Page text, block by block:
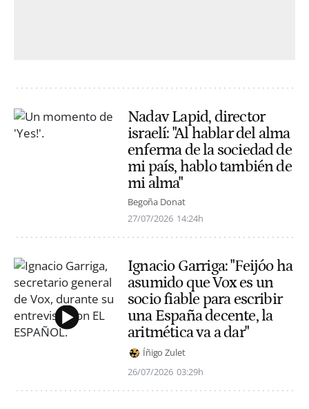
Nadav Lapid, director
israelí: "Al hablar del alma
enferma de la sociedad de
mi país, hablo también de
mi alma"
Begoña Donat
27/07/2026 14:24h
Ignacio Garriga: "Feijóo ha
asumido que Vox es un
socio fiable para escribir
una España decente, la
aritmética va a dar"
Íñigo Zulet
26/07/2026 03:29h